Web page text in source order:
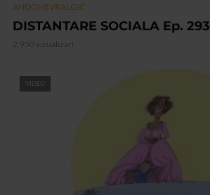
ANDONEVRALGIC
DISTANTARE SOCIALA Ep. 293
2.950 vizualizari
VIDEO